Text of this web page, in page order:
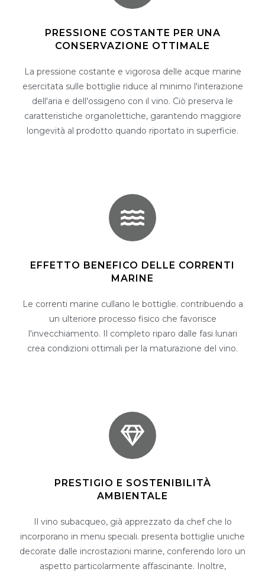
PRESSIONE COSTANTE PER UNA
CONSERVAZIONE OTTIMALE
La pressione costante e vigorosa delle acque marine
esercitata sulle bottiglie riduce al minimo l'interazione
dell'aria e dell'ossigeno con il vino. Ciò preserva le
caratteristiche organolettiche, garantendo maggiore
longevità al prodotto quando riportato in superficie.
EFFETTO BENEFICO DELLE CORRENTI
MARINE
Le correnti marine cullano le bottiglie. contribuendo a
un ulteriore processo fisico che favorisce
l'invecchiamento. Il completo riparo dalle fasi lunari
crea condizioni ottimali per la maturazione del vino.
PRESTIGIO E SOSTENIBILITÀ
AMBIENTALE
Il vino subacqueo, già apprezzato da chef che lo
incorporano in menu speciali. presenta bottiglie uniche
decorate dalle incrostazioni marine, conferendo loro un
aspetto particolarmente affascinante. Inoltre,